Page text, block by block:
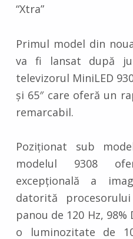
“Xtra”
Primul model din
va fi lansat după
televizorul MiniLED
și 65″ care oferă un
remarcabil.
Poziționat sub
modelul 9308
excepțională a
datorită
panou de 120 Hz, 98%
o luminozitate de